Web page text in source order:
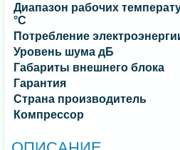
Диапазон рабочих
°C
Потребление
Уровень шума дБ
Габариты внешнего блока
Гарантия
Страна производитель
Компрессор